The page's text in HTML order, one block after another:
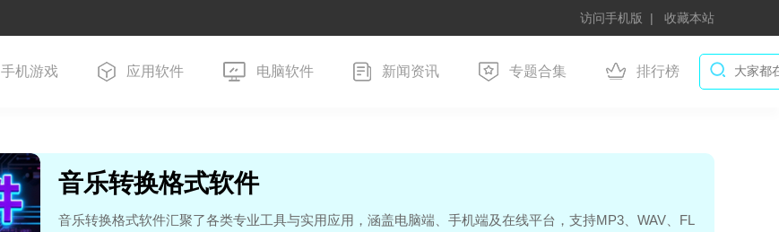
访问手机版 收藏本站
手机游戏 应用软件 电脑软件 新闻资讯 专题合集 排行榜
音乐转换格式软件
音乐转换格式软件汇聚了各类专业工具与实用应用，涵盖电脑端、手机端及在线平台，支持MP3、WAV、FL